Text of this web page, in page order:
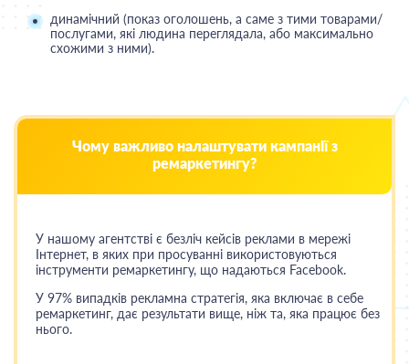
динамічний (показ оголошень, а саме з тими товарами/
послугами, які людина переглядала, або максимально
схожими з ними).
Чому важливо налаштувати кампанії з
ремаркетингу?
У нашому агентстві є безліч кейсів реклами в мережі
Інтернет, в яких при просуванні використовуються
інструменти ремаркетингу, що надаються Facebook.
У 97% випадків рекламна стратегія, яка включає в себе
ремаркетинг, дає результати вище, ніж та, яка працює без
нього.